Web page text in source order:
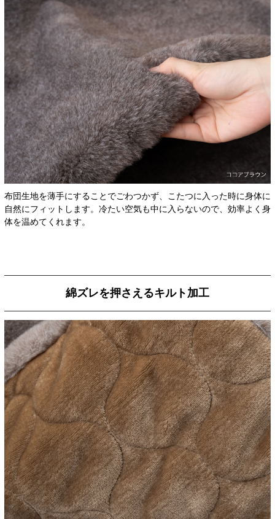
布団生地を薄手にすることでごわつかず、こたつに入った時に身体に
自然にフィットします。冷たい空気も中に入らないので、効率よく身
体を温めてくれます。
綿ズレを押さえるキルト加工